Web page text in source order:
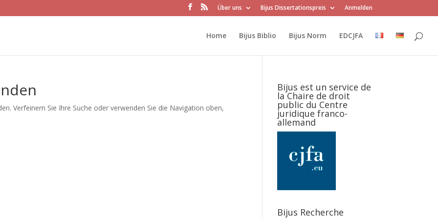
Über uns Bijus Dissertationspreis Anmelden
Home Bijus Biblio Bijus Norm EDCJFA
Verfeinern Sie Ihre Suche oder verwenden Sie die Navigation oben,
Bijus est un service de
la Chaire de droit
public du Centre
juridique franco-
allemand
Bijus Recherche